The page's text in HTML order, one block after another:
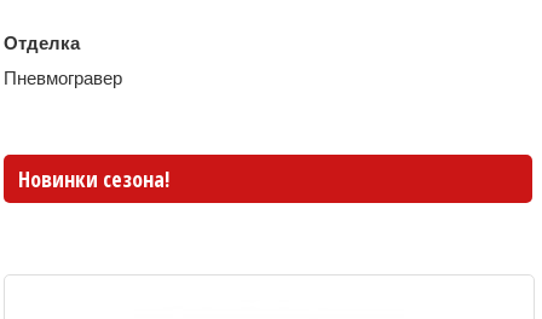
Отделка
Пневмогравер
Новинки сезона!